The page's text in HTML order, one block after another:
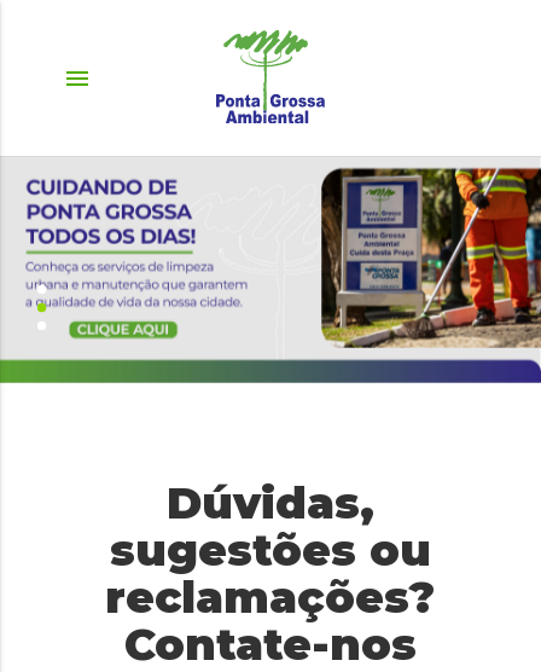
menu
Dúvidas,
sugestões ou
reclamações?
Contate-nos